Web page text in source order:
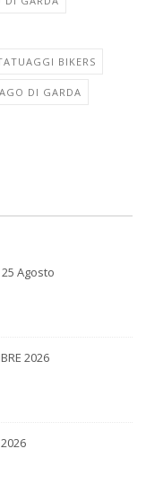
BIKERS
DI GARDA
25 Agosto
2026